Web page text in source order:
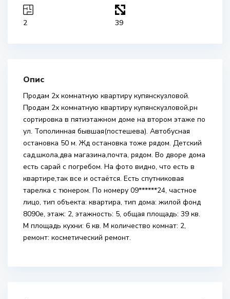
2 39
Опис
Продам 2х комнатную квартиру купянскузловой.
Продам 2х комнатную квартиру купянскузловой,рн
сортировка в пятиэтажном доме на втором этаже по
ул. Тополинная бывшая(постешева). Автобусная
остановка 50 м. Жд остановка тоже рядом. Детский
сад,школа,два магазина,почта, рядом. Во дворе дома
есть сарай с погребом. На фото видно, что есть в
квартире,так все и остаётся. Есть спутниковая
тарелка с тюнером. По номеру 09******24, частное
лицо, тип объекта: квартира, тип дома: жилой фонд
8090е, этаж: 2, этажность: 5, общая площадь: 39 кв.
М площадь кухни: 6 кв. М количество комнат: 2,
ремонт: косметический ремонт.